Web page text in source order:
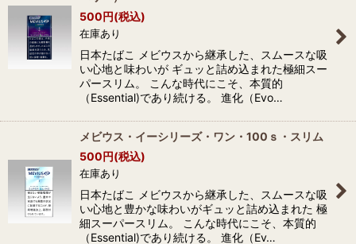
500円(税込)
在庫あり
日本たばこ メビウスから継承した、スムースな吸
い心地と味わいが ギュッと詰め込まれた極細スー
パースリム。 こんな時代にこそ、本質的
（Essential)であり続ける。 進化（Evo…
メビウス・イーシリーズ・ワン・100ｓ・スリム
500円(税込)
在庫あり
日本たばこ メビウスから継承した、スムースな吸
い心地と豊かな味わいがギュッと詰め込まれた 極
細スーパースリム。 こんな時代にこそ、本質的
（Essential)であり続ける。 進化（Ev…